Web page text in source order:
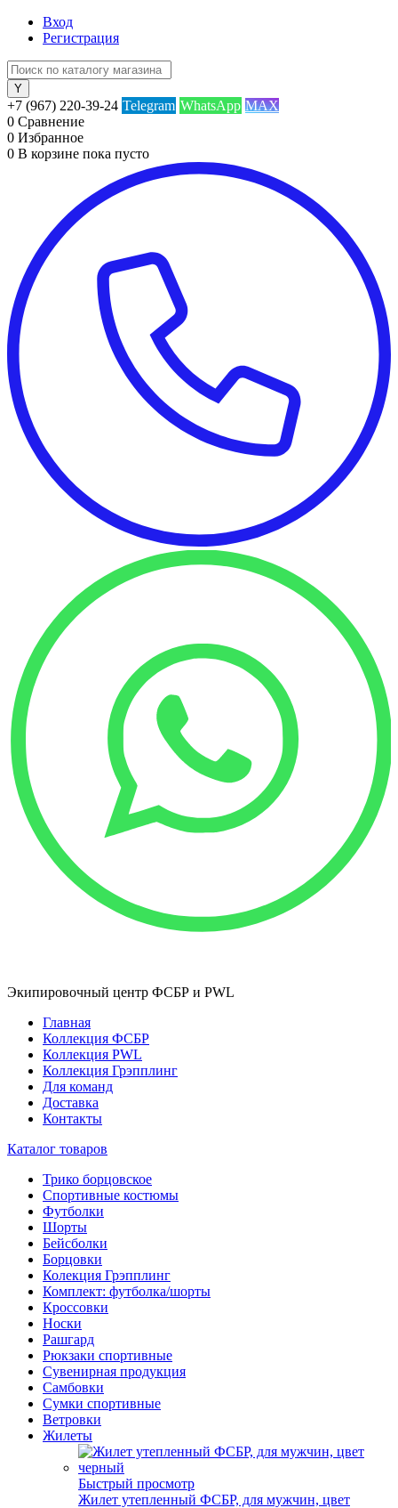
Вход
Регистрация
+7 (967) 220-39-24 Telegram WhatsApp MAX
0 Сравнение
0 Избранное
0 В корзине пока пусто
Экипировочный центр ФСБР и PWL
Главная
Коллекция ФСБР
Коллекция PWL
Коллекция Грэпплинг
Для команд
Доставка
Контакты
Каталог товаров
Трико борцовское
Спортивные костюмы
Футболки
Шорты
Бейсболки
Борцовки
Колекция Грэпплинг
Комплект: футболка/шорты
Кроссовки
Носки
Рашгард
Рюкзаки спортивные
Сувенирная продукция
Самбовки
Сумки спортивные
Ветровки
Жилеты
Быстрый просмотр
Жилет утепленный ФСБР, для мужчин, цвет